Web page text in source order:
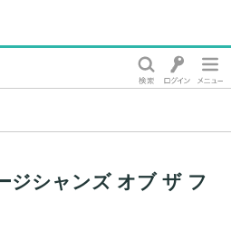
ジシャンズ オブ ザ フ